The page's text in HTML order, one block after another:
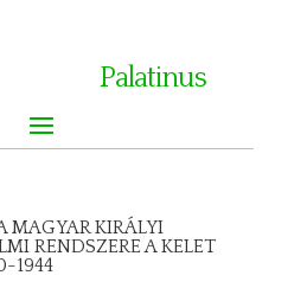
Palatinus
MAGYAR KIRÁLYI
RENDSZERE A KELET
1944